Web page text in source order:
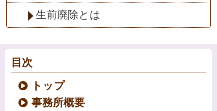
生前廃除とは
目次
トップ
事務所概要